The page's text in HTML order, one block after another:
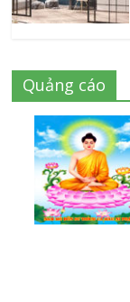
Quảng cáo